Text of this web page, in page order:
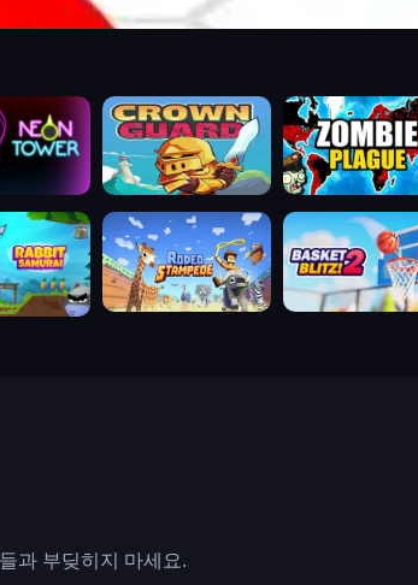
crown guard zombie plague
rodeo stampede basket blitz
과 부딪히지 마세요.